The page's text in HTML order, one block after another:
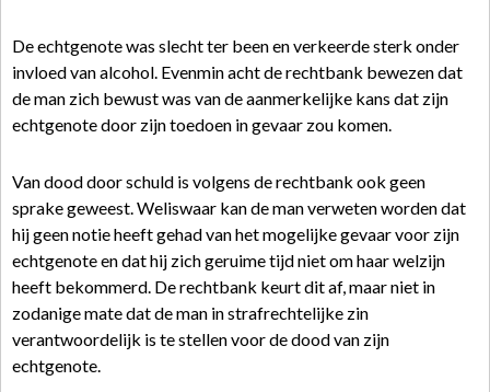
De echtgenote was slecht ter been en verkeerde sterk onder
invloed van alcohol. Evenmin acht de rechtbank bewezen dat
de man zich bewust was van de aanmerkelijke kans dat zijn
echtgenote door zijn toedoen in gevaar zou komen.
Van dood door schuld is volgens de rechtbank ook geen
sprake geweest. Weliswaar kan de man verweten worden dat
hij geen notie heeft gehad van het mogelijke gevaar voor zijn
echtgenote en dat hij zich geruime tijd niet om haar welzijn
heeft bekommerd. De rechtbank keurt dit af, maar niet in
zodanige mate dat de man in strafrechtelijke zin
verantwoordelijk is te stellen voor de dood van zijn
echtgenote.